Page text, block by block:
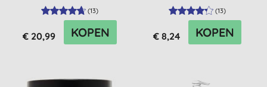
(13)
€ 20,99 KOPEN
(13)
€ 8,24 KOPEN